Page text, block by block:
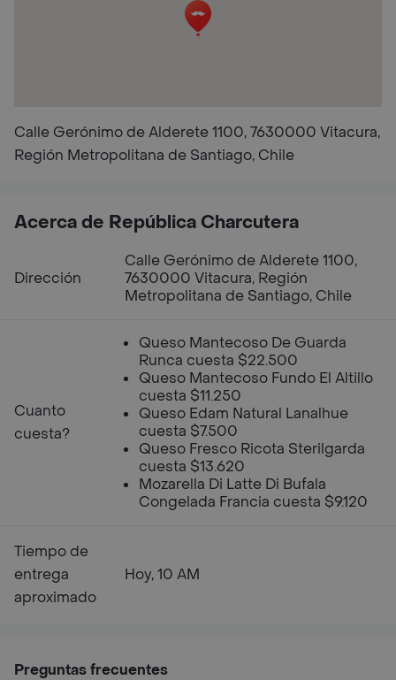
Calle Gerónimo de Alderete 1100, 7630000 Vitacura,
Región Metropolitana de Santiago, Chile
Acerca de República Charcutera
Dirección
Calle Gerónimo de Alderete 1100,
7630000 Vitacura, Región
Metropolitana de Santiago, Chile
Cuanto
cuesta?
Queso Mantecoso De Guarda
Runca cuesta $22.500
Queso Mantecoso Fundo El Altillo
cuesta $11.250
Queso Edam Natural Lanalhue
cuesta $7.500
Queso Fresco Ricota Sterilgarda
cuesta $13.620
Mozarella Di Latte Di Bufala
Congelada Francia cuesta $9.120
Tiempo de
entrega
aproximado
Hoy, 10 AM
Preguntas frecuentes